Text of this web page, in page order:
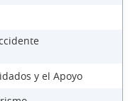
y el Apoyo